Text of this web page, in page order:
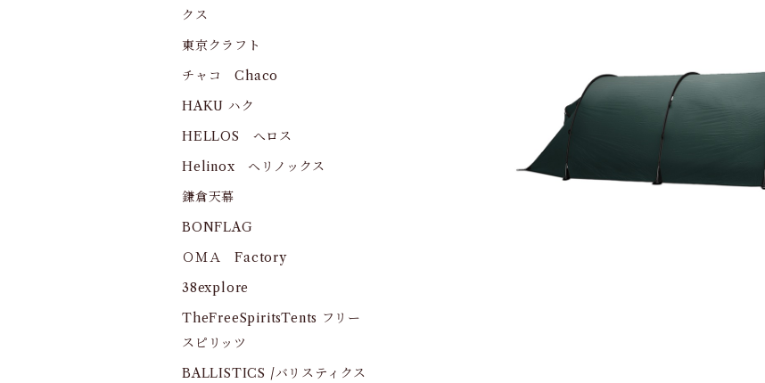
クス
東京クラフト
チャコ Chaco
HAKU ハク
HELLOS へロス
Helinox ヘリノックス
鎌倉天幕
BONFLAG
ＯＭＡ Factory
38explore
TheFreeSpiritsTents フリー
スピリッツ
BALLISTICS /バリスティクス